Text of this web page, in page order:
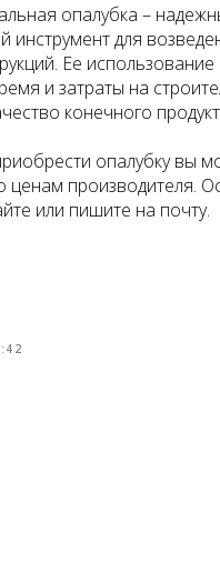
опалубка –
инструмент для
Ее
и затраты на
конечного
опалубку вы
ценам производителя.
или пишите на почту.